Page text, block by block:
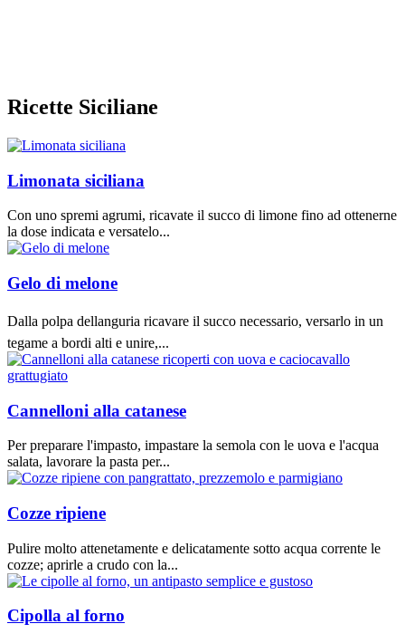
Ricette Siciliane
Limonata siciliana
Con uno spremi agrumi, ricavate il succo di limone fino ad ottenerne
la dose indicata e versatelo...
Gelo di melone
Dalla polpa dellanguria ricavare il succo necessario, versarlo in un
tegame a bordi alti e unire,...
Cannelloni alla catanese
Per preparare l'impasto, impastare la semola con le uova e l'acqua
salata, lavorare la pasta per...
Cozze ripiene
Pulire molto attenetamente e delicatamente sotto acqua corrente le
cozze; aprirle a crudo con la...
Cipolla al forno